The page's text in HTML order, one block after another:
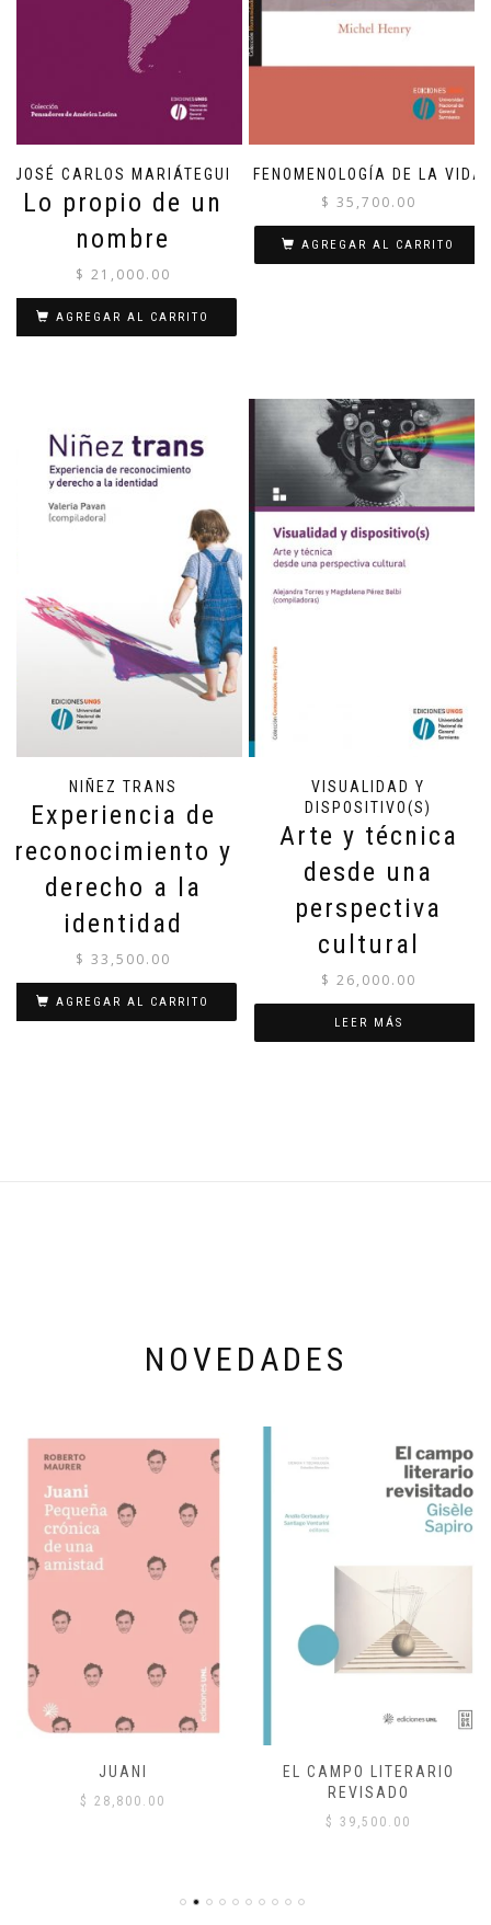
JOSÉ CARLOS MARIÁTEGUI
Lo propio de un
nombre
$ 21,000.00
AGREGAR AL CARRITO
FENOMENOLOGÍA DE LA VIDA
$ 35,700.00
AGREGAR AL CARRITO
NIÑEZ TRANS
Experiencia de
reconocimiento y
derecho a la
identidad
$ 33,500.00
AGREGAR AL CARRITO
VISUALIDAD Y
DISPOSITIVO(S)
Arte y técnica
desde una
perspectiva
cultural
$ 26,000.00
LEER MÁS
NOVEDADES
JUANI
$ 28,800.00
EL CAMPO LITERARIO
REVISADO
$ 39,500.00